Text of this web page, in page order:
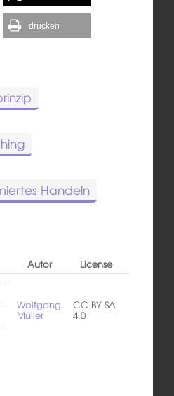
drucken
Handeln
Autor
License
Wolfgang
Müller
CC BY SA
4.0